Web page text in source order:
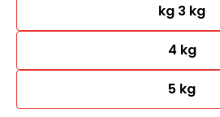
kg 3 kg
4 kg
5 kg